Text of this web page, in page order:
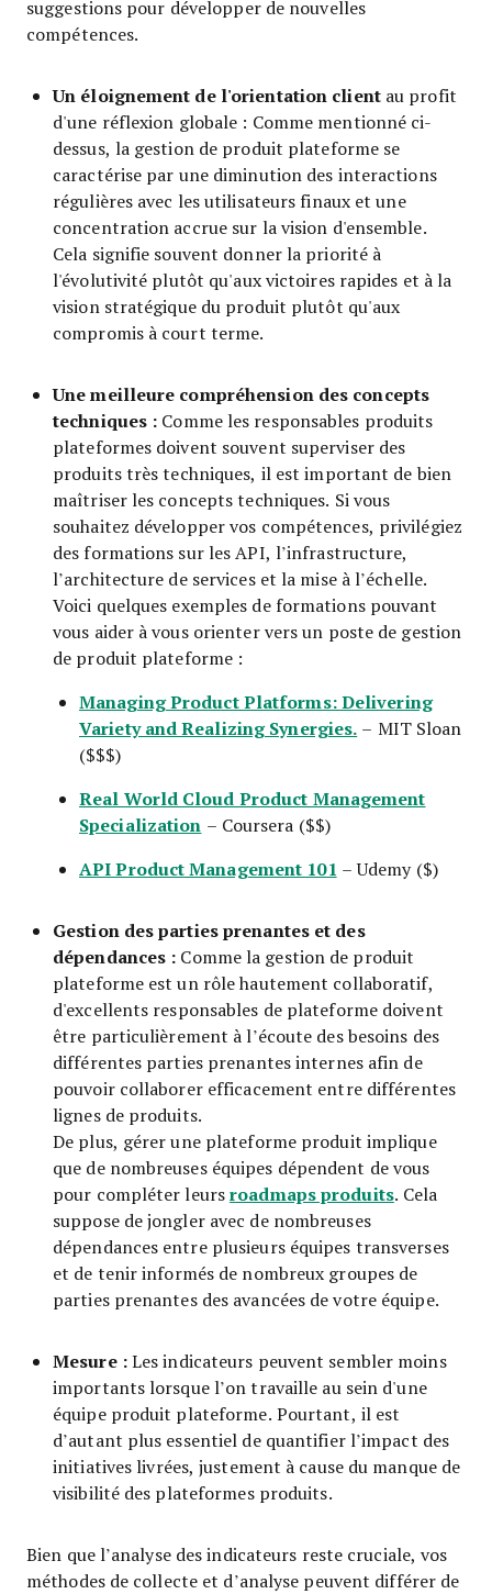
suggestions pour développer de nouvelles
compétences.
Un éloignement de l'orientation clientau profit
d'une réflexion globale : Comme mentionné ci-
dessus, la gestion de produit plateforme se
caractérise par une diminution des interactions
régulières avec les utilisateurs finaux et une
concentration accrue sur la vision d'ensemble.
Cela signifie souvent donner la priorité à
l'évolutivité plutôt qu'aux victoires rapides et à la
vision stratégique du produit plutôt qu'aux
compromis à court terme.
Une meilleure compréhension des concepts
techniques : Comme les responsables produits
plateformes doivent souvent superviser des
produits très techniques, il est important de bien
maîtriser les concepts techniques. Si vous
souhaitez développer vos compétences, privilégiez
des formations sur les API, l’infrastructure,
l’architecture de services et la mise à l’échelle.
Voici quelques exemples de formations pouvant
vous aider à vous orienter vers un poste de gestion
de produit plateforme :
Managing Product Platforms: Delivering
Variety and Realizing Synergies. – MIT Sloan
($$$)
Real World Cloud Product Management
Specialization – Coursera ($$)
API Product Management 101 – Udemy ($)
Gestion des parties prenantes et des
dépendances : Comme la gestion de produit
plateforme est un rôle hautement collaboratif,
d'excellents responsables de plateforme doivent
être particulièrement à l’écoute des besoins des
différentes parties prenantes internes afin de
pouvoir collaborer efficacement entre différentes
lignes de produits.
De plus, gérer une plateforme produit implique
que de nombreuses équipes dépendent de vous
pour compléter leursroadmaps produits. Cela
suppose de jongler avec de nombreuses
dépendances entre plusieurs équipes transverses
et de tenir informés de nombreux groupes de
parties prenantes des avancées de votre équipe.
Mesure :Les indicateurs peuvent sembler moins
importants lorsque l’on travaille au sein d'une
équipe produit plateforme. Pourtant, il est
d’autant plus essentiel de quantifier l’impact des
initiatives livrées, justement à cause du manque de
visibilité des plateformes produits.
Bien que l’analyse des indicateurs reste cruciale, vos
méthodes de collecte et d’analyse peuvent différer de